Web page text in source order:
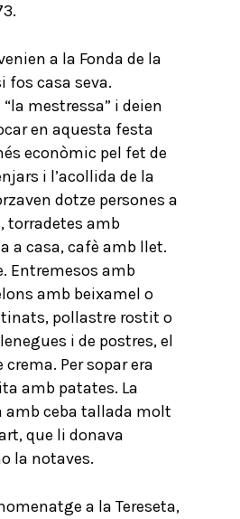
a la Fonda de la
fos casa seva.
“la mestressa” i deien
en aquesta festa
econòmic pel fet de
i l’acollida de la
dotze persones a
torradetes amb
a casa, cafè amb llet.
Entremesos amb
amb beixamel o
pollastre rostit o
i de postres, el
Per sopar era
amb patates. La
amb ceba tallada molt
que li donava
la notaves.
a la Tereseta,